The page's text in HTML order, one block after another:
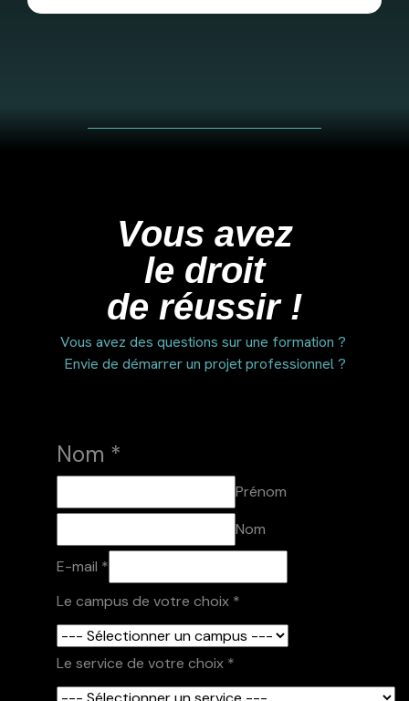
Vous avez
le droit
de réussir !
Vous avez des questions sur une formation ?
Envie de démarrer un projet professionnel ?
Nom *
Prénom
Nom
E-mail *
Le campus de votre choix *
campus
ou E-
Le service de votre choix *